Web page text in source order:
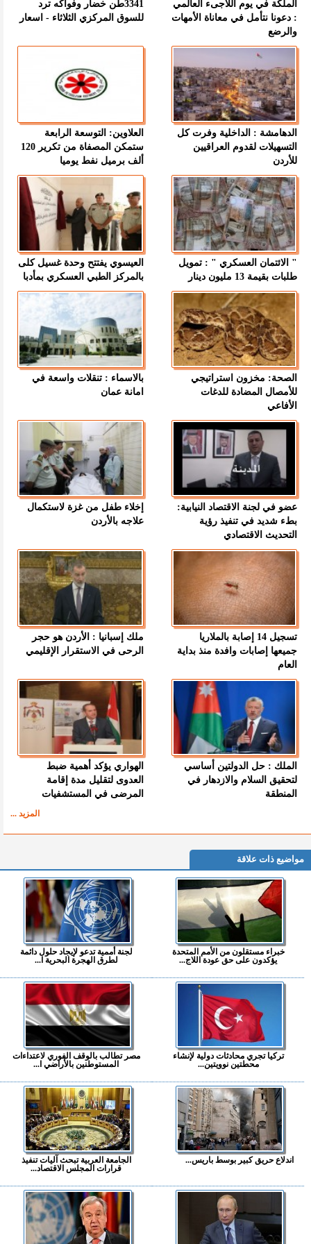
الملكة في يوم اللاجىء العالمي
: دعونا نتأمل في معاناة الأمهات
والرضع
3341طن خضار وفواكه ترد
للسوق المركزي الثلاثاء - اسعار
الدهامشة : الداخلية وفرت كل
التسهيلات لقدوم العراقيين
للأردن
العلاوين: التوسعة الرابعة
ستمكن المصفاة من تكرير 120
ألف برميل نفط يوميا
" الائتمان العسكري " : تمويل
طلبات بقيمة 13 مليون دينار
العيسوي يفتتح وحدة غسيل كلى
بالمركز الطبي العسكري بمأدبا
الصحة: مخزون استراتيجي
للأمصال المضادة للدغات
الأفاعي
بالاسماء : تنقلات واسعة في
امانة عمان
عضو في لجنة الاقتصاد النيابية:
بطء شديد في تنفيذ رؤية
التحديث الاقتصادي
إخلاء طفل من غزة لاستكمال
علاجه بالأردن
تسجيل 14 إصابة بالملاريا
جميعها إصابات وافدة منذ بداية
العام
ملك إسبانيا : الأردن هو حجر
الرحى في الاستقرار الإقليمي
الملك : حل الدولتين أساسي
لتحقيق السلام والازدهار في
المنطقة
الهواري يؤكد أهمية ضبط
العدوى لتقليل مدة إقامة
المرضى في المستشفيات
المزيد ...
مواضيع ذات علاقة
خبراء مستقلون من الأمم المتحدة
يؤكدون على حق عودة اللاج...
لجنة أممية تدعو لإيجاد حلول دائمة
لطرق الهجرة البحرية ا...
تركيا تجري محادثات دولية لإنشاء
محطتين نوويتين...
مصر تطالب بالوقف الفوري لاعتداءات
المستوطنين بالأراضي ا...
اندلاع حريق كبير بوسط باريس...
الجامعة العربية تبحث آليات تنفيذ
قرارات المجلس الاقتصاد...